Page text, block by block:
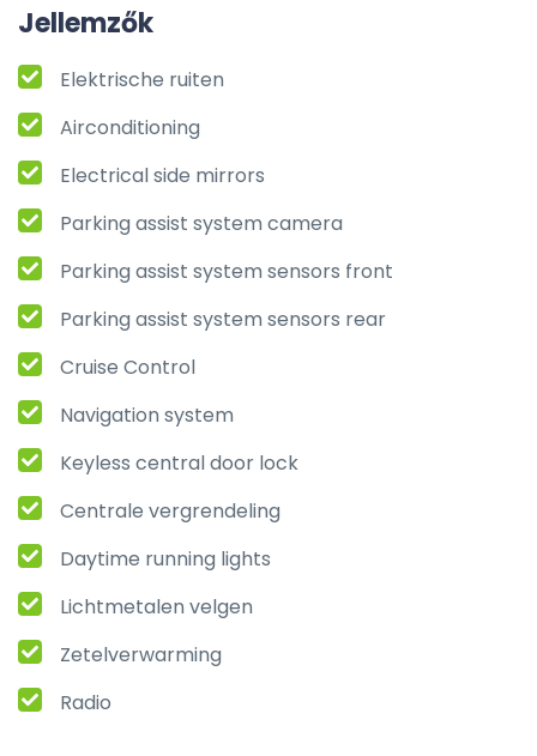
Jellemzők
Elektrische ruiten
Airconditioning
Electrical side mirrors
Parking assist system camera
Parking assist system sensors front
Parking assist system sensors rear
Cruise Control
Navigation system
Keyless central door lock
Centrale vergrendeling
Daytime running lights
Lichtmetalen velgen
Zetelverwarming
Radio